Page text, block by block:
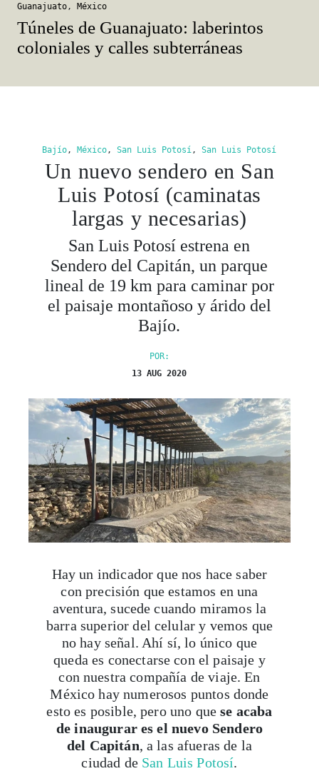
Guanajuato, México
Túneles de Guanajuato: laberintos
coloniales y calles subterráneas
Bajío, México,San Luis Potosí,San Luis Potosí
Un nuevo sendero en San
Luis Potosí (caminatas
largas y necesarias)
San Luis Potosí estrena en
Sendero del Capitán, un parque
lineal de 19 km para caminar por
el paisaje montañoso y árido del
Bajío.
POR:
13 AUG 2020
Hay un indicador que nos hace saber
con precisión que estamos en una
aventura, sucede cuando miramos la
barra superior del celular y vemos que
no hay señal. Ahí sí, lo único que
queda es conectarse con el paisaje y
con nuestra compañía de viaje. En
México hay numerosos puntos donde
esto es posible, pero uno quese acaba
de inaugurar es el nuevo Sendero
del Capitán, a las afueras de la
ciudad de San Luis Potosí.